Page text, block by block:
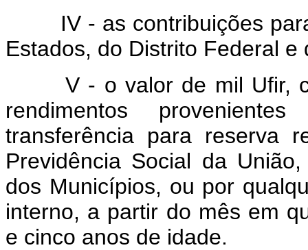
IV - as contribuições
Estados, do Distrito Federal e
V - o valor de mil Ufir,
rendimentos
transferência para reserva
Previdência Social da
dos Municípios, ou por
interno, a partir do mês em
e cinco anos de idade.